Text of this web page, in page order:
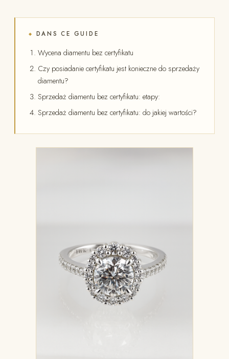
◆ DANS CE GUIDE
Wycena diamentu bez certyfikatu
Czy posiadanie certyfikatu jest konieczne do sprzedaży
diamentu?
Sprzedaż diamentu bez certyfikatu: etapy:
Sprzedaż diamentu bez certyfikatu: do jakiej wartości?